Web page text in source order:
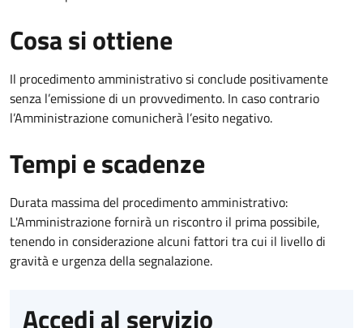
Cosa si ottiene
Il procedimento amministrativo si conclude positivamente
senza l’emissione di un provvedimento. In caso contrario
l’Amministrazione comunicherà l’esito negativo.
Tempi e scadenze
Durata massima del procedimento amministrativo:
L'Amministrazione fornirà un riscontro il prima possibile,
tenendo in considerazione alcuni fattori tra cui il livello di
gravità e urgenza della segnalazione.
Accedi al servizio